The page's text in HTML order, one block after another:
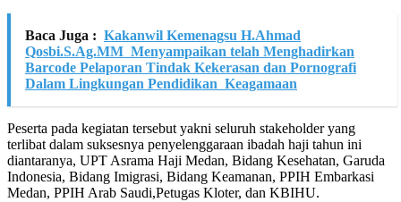
Baca Juga : Kakanwil Kemenagsu H.Ahmad
Qosbi.S.Ag.MM Menyampaikan telah Menghadirkan
Barcode Pelaporan Tindak Kekerasan dan Pornografi
Dalam Lingkungan Pendidikan Keagamaan
Peserta pada kegiatan tersebut yakni seluruh stakeholder yang
terlibat dalam suksesnya penyelenggaraan ibadah haji tahun ini
diantaranya, UPT Asrama Haji Medan, Bidang Kesehatan, Garuda
Indonesia, Bidang Imigrasi, Bidang Keamanan, PPIH Embarkasi
Medan, PPIH Arab Saudi,Petugas Kloter, dan KBIHU.